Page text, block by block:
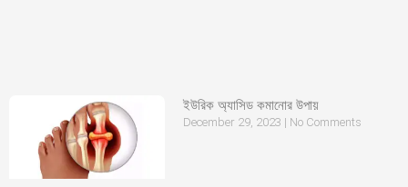
ইউরিক অ্যাসিড কমানোর উপায়
December 29, 2023 No Comments